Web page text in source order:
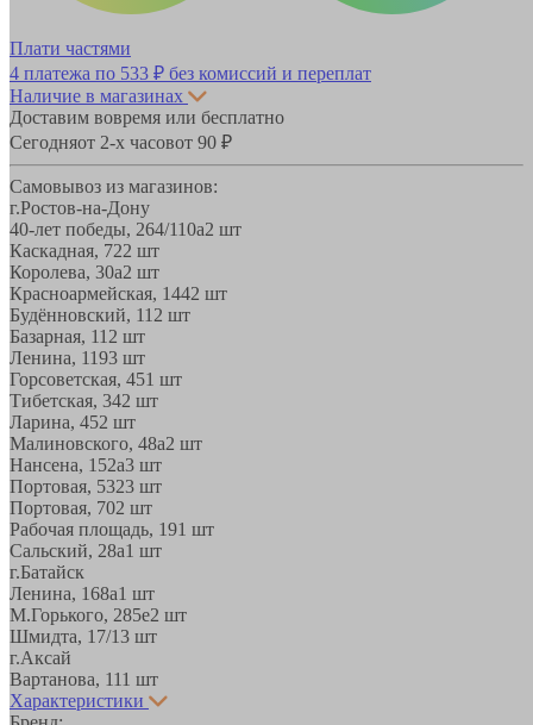
Плати частями
4 платежа по 533 ₽ без комиссий и переплат
Наличие в магазинах
Доставим вовремя или бесплатно
Сегодняот 2-х часовот 90 ₽
Самовывоз из магазинов:
г.Ростов-на-Дону
40-лет победы, 264/110а2 шт
Каскадная, 722 шт
Королева, 30а2 шт
Красноармейская, 1442 шт
Будённовский, 11 2 шт
Базарная, 11 2 шт
Ленина, 1193 шт
Горсоветская, 451 шт
Тибетская, 342 шт
Ларина, 452 шт
Малиновского, 48а2 шт
Нансена, 152а3 шт
Портовая, 5323 шт
Портовая, 702 шт
Рабочая площадь, 191 шт
Сальский, 28a1 шт
г.Батайск
Ленина, 168а1 шт
М.Горького, 285е2 шт
Шмидта, 17/13 шт
г.Аксай
Вартанова, 111 шт
Характеристики